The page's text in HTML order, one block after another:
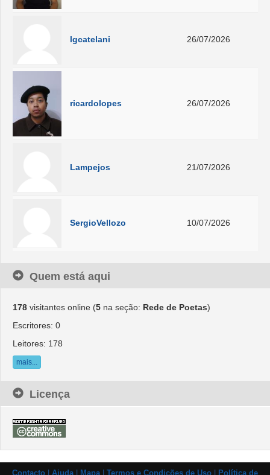
lgcatelani 26/07/2026
ricardolopes 26/07/2026
Lampejos 21/07/2026
SergioVellozo 10/07/2026
Quem está aqui
178 visitantes online (5 na seção: Rede de Poetas)
Escritores: 0
Leitores: 178
mais...
Licença